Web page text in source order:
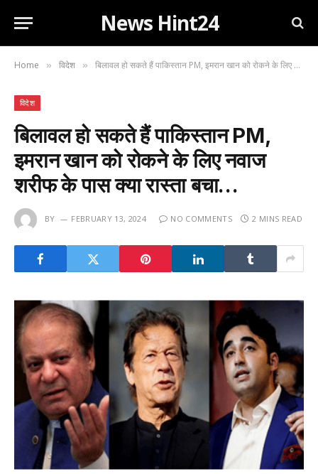
News Hint24
Home » विदेश » बिलावल हो सकते हैं पाकिस्तान PM, इमरान खान को रोकने के लिए नवाज शरीफ के पास क्या रास्ता बचा…
विदेश
बिलावल हो सकते हैं पाकिस्तान PM,
इमरान खान को रोकने के लिए नवाज
शरीफ के पास क्या रास्ता बचा…
BY FEBRUARY 13, 2024 NO COMMENTS 2 MINS READ